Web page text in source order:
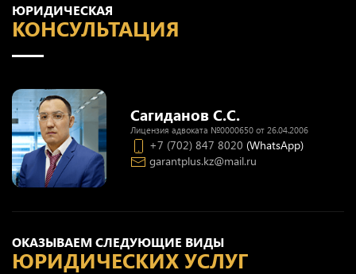
ОКАЗЫВАЕМ СЛЕДУЮЩИЕ ВИДЫ
ЮРИДИЧЕСКИХ УСЛУГ
ЮРИДИЧЕСКАЯ
КОНСУЛЬТАЦИЯ
Сагиданов С.С.
Лицензия адвоката №0000650 от 26.04.2006
+7 (702) 847 8020 (WhatsApp)
garantplus.kz@mail.ru